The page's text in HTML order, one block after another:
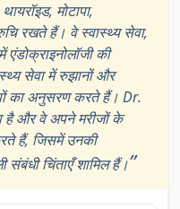
मोटापा,
रखते हैं। वे स्वास्थ्य सेवा,
की
सेवा में रुझानों और
का अनुसरण करते हैं। Dr.
है और वे अपने मरीजों के
हैं, जिसमें उनकी
चिंताएँ शामिल हैं।”